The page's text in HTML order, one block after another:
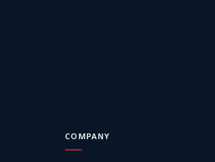
COMPANY